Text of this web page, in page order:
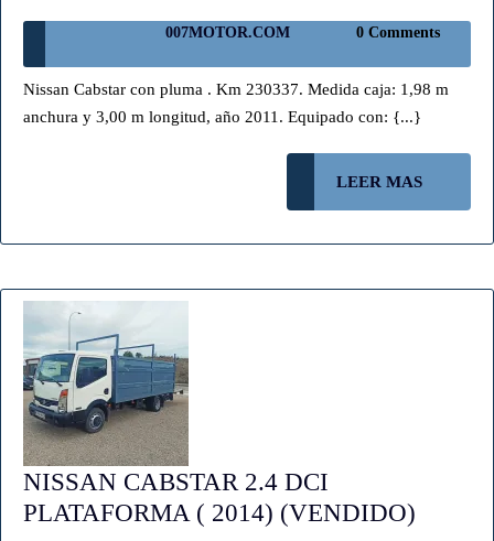
GRÚA,
AÑO
2011
007MOTOR.COM 007MOTOR.COM
0 Comments
Nissan Cabstar con pluma . Km 230337. Medida caja: 1,98 m
anchura y 3,00 m longitud, año 2011. Equipado con: {...}
LEER MAS
MAS
NISSAN CABSTAR 2.4 DCI
PLATAFORMA ( 2014) (VENDIDO)